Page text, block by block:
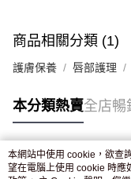
付款後門市自取，訂單
商品相關分類 (1)
護膚保養 唇部護理
本分類熱賣全店暢
熱門標籤
本網站中使用 cookie，欲查
望在電腦上使用 cookie 時應